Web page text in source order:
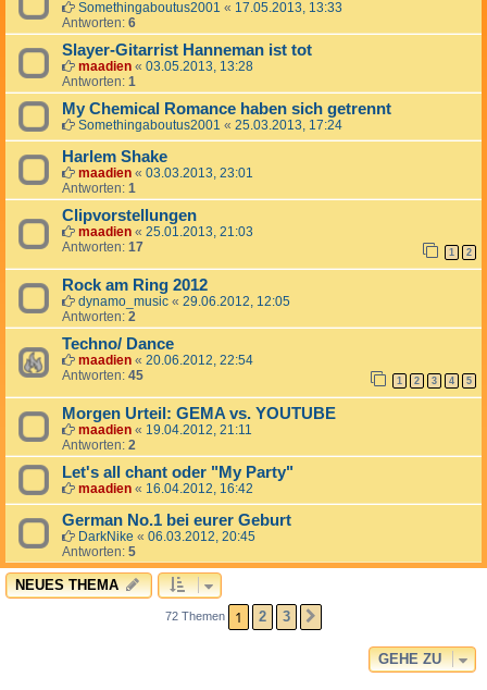
Somethingaboutus2001 « 17.05.2013, 13:33
Antworten: 6
Slayer-Gitarrist Hanneman ist tot
maadien « 03.05.2013, 13:28
Antworten: 1
My Chemical Romance haben sich getrennt
Somethingaboutus2001 « 25.03.2013, 17:24
Harlem Shake
maadien « 03.03.2013, 23:01
Antworten: 1
Clipvorstellungen
maadien « 25.01.2013, 21:03
Antworten: 17 1 2
Rock am Ring 2012
dynamo_music « 29.06.2012, 12:05
Antworten: 2
Techno/ Dance
maadien « 20.06.2012, 22:54
Antworten: 45 1 2 3 4 5
Morgen Urteil: GEMA vs. YOUTUBE
maadien « 19.04.2012, 21:11
Antworten: 2
Let's all chant oder "My Party"
maadien « 16.04.2012, 16:42
German No.1 bei eurer Geburt
DarkNike « 06.03.2012, 20:45
Antworten: 5
NEUES THEMA
72 Themen 1 2 3
GEHE ZU